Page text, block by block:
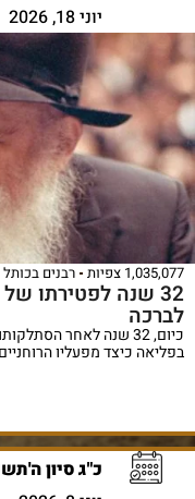
יוני 18, 2026
1,035,077 צפיות רבנים בכותל
32 שנה לפטירתו
לברכה
כיום, 32 שנה לאחר
בפליאה כיצד מפעליו
כ"ג סיון